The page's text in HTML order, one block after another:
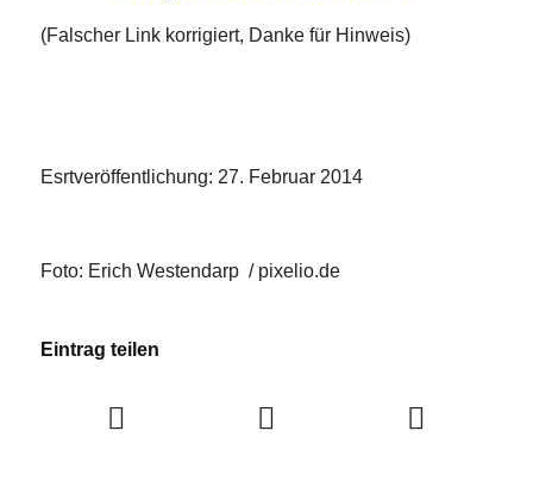
(Falscher Link korrigiert, Danke für Hinweis)
Esrtveröffentlichung: 27. Februar 2014
Foto: Erich Westendarp / pixelio.de
Eintrag teilen